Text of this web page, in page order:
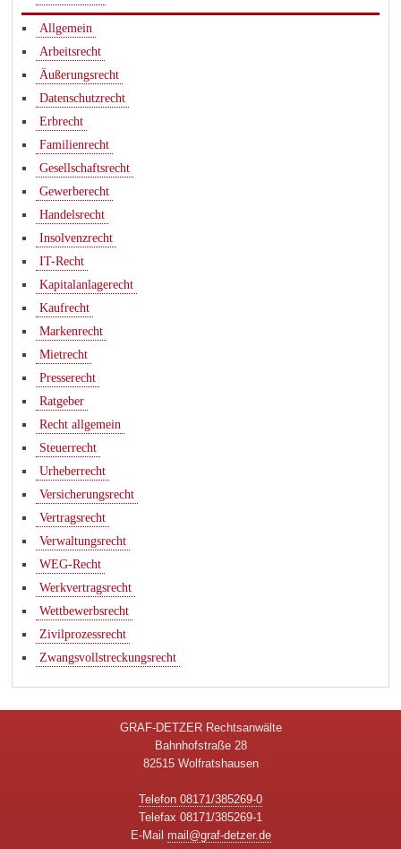
Allgemein
Arbeitsrecht
Äußerungsrecht
Datenschutzrecht
Erbrecht
Familienrecht
Gesellschaftsrecht
Gewerberecht
Handelsrecht
Insolvenzrecht
IT-Recht
Kapitalanlagerecht
Kaufrecht
Markenrecht
Mietrecht
Presserecht
Ratgeber
Recht allgemein
Steuerrecht
Urheberrecht
Versicherungsrecht
Vertragsrecht
Verwaltungsrecht
WEG-Recht
Werkvertragsrecht
Wettbewerbsrecht
Zivilprozessrecht
Zwangsvollstreckungsrecht
GRAF-DETZER Rechtsanwälte
Bahnhofstraße 28
82515 Wolfratshausen
Telefon 08171/385269-0
Telefax 08171/385269-1
E-Mail mail@graf-detzer.de